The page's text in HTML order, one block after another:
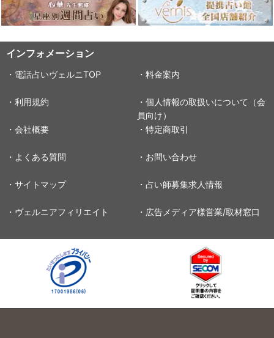
インフォメーション
・電話占いヴェルニTOP ・料金案内
・利用規約
・個人情報の取扱いについて（会
員向け）
・会社概要
・特定商取引
・よくある質問 ・お問い合わせ
・サイトマップ ・占い師募集求人情報
・ヴェルニアフィリエイト ・広告メディア様営業/取材窓口